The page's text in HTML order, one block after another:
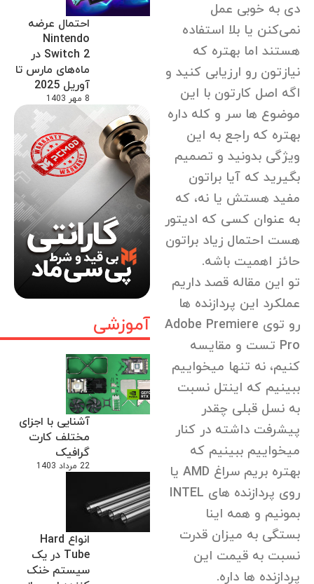
احتمال عرضه
Nintendo
Switch 2 در
ماه‌های مارس تا
آوریل 2025
8 مهر 1403
آموزشی
آشنایی با اجزای
مختلف کارت
گرافیک
22 مرداد 1403
انواع Hard
Tube در یک
سیستم خنک
دی به خوبی عمل
نمی‌کنن یا بلا استفاده
هستند اما بهتره که
نیازتون رو ارزیابی کنید و
اگه اصل کارتون با این
موضوع ها سر و کله داره
بهتره که راجع به این
ویژگی بدونید و تصمیم
بگیرید که آیا براتون
مفید هستش یا نه، که
به عنوان کسی که ادیتور
هست احتمال زیاد براتون
حائز اهمیت باشه.
تو این مقاله قصد داریم
عملکرد این پردازنده ها
رو توی Adobe Premiere
Pro تست و مقایسه
کنیم، نه تنها میخواییم
ببینیم که اینتل نسبت
به نسل قبلی چقدر
پیشرفت داشته در کنار
میخواییم ببینیم که
بهتره بریم سراغ AMD یا
روی پردازنده های INTEL
بمونیم و همه اینا
بستگی به میزان قدرت
نسبت به قیمت این
پردازنده ها داره.